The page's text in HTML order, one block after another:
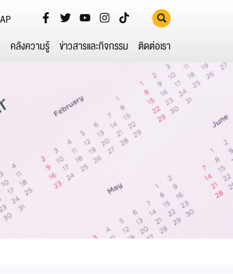
คลังความรู้ ข่าวสารและกิจกรรม ติดต่อเรา